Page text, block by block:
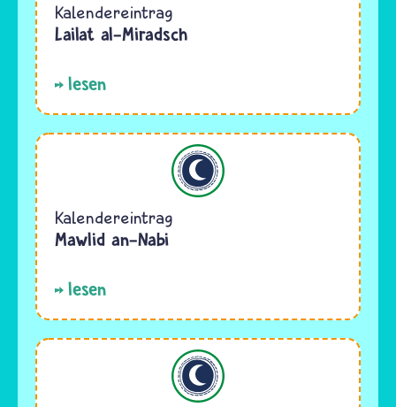
Kalendereintrag
Lailat al-Miradsch
lesen
Kalendereintrag
Mawlid an-Nabi
lesen